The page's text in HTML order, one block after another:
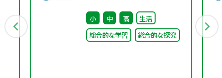
ワーキンググループ（第
8回） 配付資料
小 中 高
生活
総合的な学習
総合的な探究